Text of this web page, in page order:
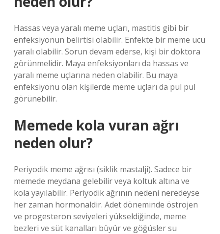
Hassas veya yaralı meme uçları, mastitis gibi bir
enfeksiyonun belirtisi olabilir. Enfekte bir meme ucu
yaralı olabilir. Sorun devam ederse, kişi bir doktora
görünmelidir. Maya enfeksiyonları da hassas ve
yaralı meme uçlarına neden olabilir. Bu maya
enfeksiyonu olan kişilerde meme uçları da pul pul
görünebilir.
Memede kola vuran ağrı
neden olur?
Periyodik meme ağrısı (siklik mastalji). Sadece bir
memede meydana gelebilir veya koltuk altına ve
kola yayılabilir. Periyodik ağrının nedeni neredeyse
her zaman hormonaldir. Adet döneminde östrojen
ve progesteron seviyeleri yükseldiğinde, meme
bezleri ve süt kanalları büyür ve göğüsler su